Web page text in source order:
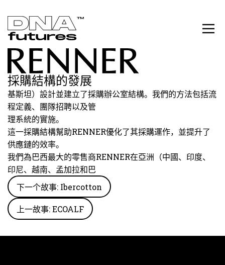
我們為巴西最大的零售商REN​​NER在亞洲（中國、印度、
印尼、越南、孟加拉和巴
基斯坦）設計並建立了採購辦公室結構。我們的方法包括流
程定義、團隊招聘以及管
理系統的實施。
這一採購結構幫助REN​​NER優化了其採購運作，並提升了
供應鏈的效率。
採購結構的發展
下一个故事: Ibercotton
上一故事: ECOALF